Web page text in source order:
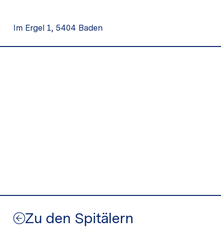
Im Ergel 1, 5404 Baden
Zu den Spitälern